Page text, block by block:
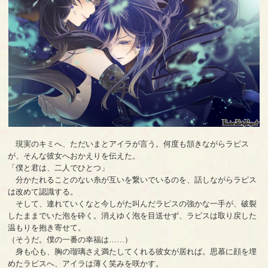
現実のキミへ、ただいまとアイラが言う。何度も頷きながらラピス
が、そんな彼女へおかえりを伝えた。
「僕と君は、二人でひとつ」
分かたれることのない糸が互いを繋いでいるのを、話しながらラピス
は改めて認識する。
そして、連れていくなと今しがた叫んだラピスの強かな一手が、破裂
したままでいた泡を砕く。消えゆく泡を目送せず、ラピスは取り戻した
温もりを抱き寄せて。
（そうだ。僕の一番の幸福は……）
身も心も、胸の瑠璃さえ満たしてくれる彼女が居れば。思慕に顔を埋
めたラピスへ、アイラは薄く笑みを咲かす。